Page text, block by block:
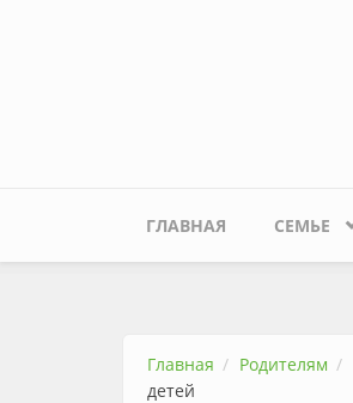
ГЛАВНАЯ СЕМЬЕ
Главная Родителям
детей